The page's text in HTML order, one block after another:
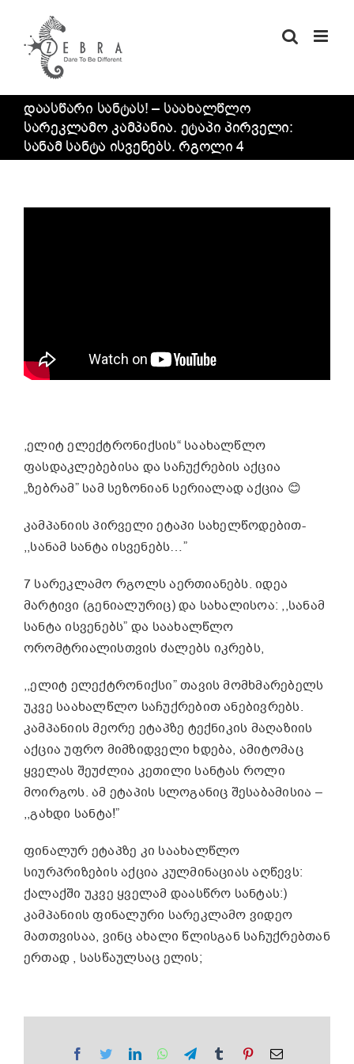
content
დაასწარი სანტას! – საახალწლო
სარეკლამო კამპანია. ეტაპი პირველი:
სანამ სანტა ისვენებს. რგოლი 4
,ელიტ ელექტრონიქსის“ საახალწლო
ფასდაკლებებისა და საჩუქრების აქცია
„ზებრამ” სამ სეზონიან სერიალად აქცია 😊
კამპანიის პირველი ეტაპი სახელწოდებით-
,,სანამ სანტა ისვენებს…”
7 სარეკლამო რგოლს აერთიანებს. იდეა
მარტივი (გენიალურიც) და სახალისოა: ,,სანამ
სანტა ისვენებს” და საახალწლო
ორომტრიალისთვის ძალებს იკრებს,
,,ელიტ ელექტრონიქსი” თავის მომხმარებელს
უკვე საახალწლო საჩუქრებით ანებივრებს.
კამპანიის მეორე ეტაპზე ტექნიკის მაღაზიის
აქცია უფრო მიმზიდველი ხდება, ამიტომაც
ყველას შეუძლია კეთილი სანტას როლი
მოირგოს. ამ ეტაპის სლოგანიც შესაბამისია –
,,გახდი სანტა!”
ფინალურ ეტაპზე კი საახალწლო
სიურპრიზების აქცია კულმინაციას აღწევს:
ქალაქში უკვე ყველამ დაასწრო სანტას:)
კამპანიის ფინალური სარეკლამო ვიდეო
მათთვისაა, ვინც ახალი წლისგან საჩუქრებთან
ერთად , სასწაულსაც ელის;
Facebook
TwitterLinkedInWhatsApp
TelegramTumblrPinterestEmail